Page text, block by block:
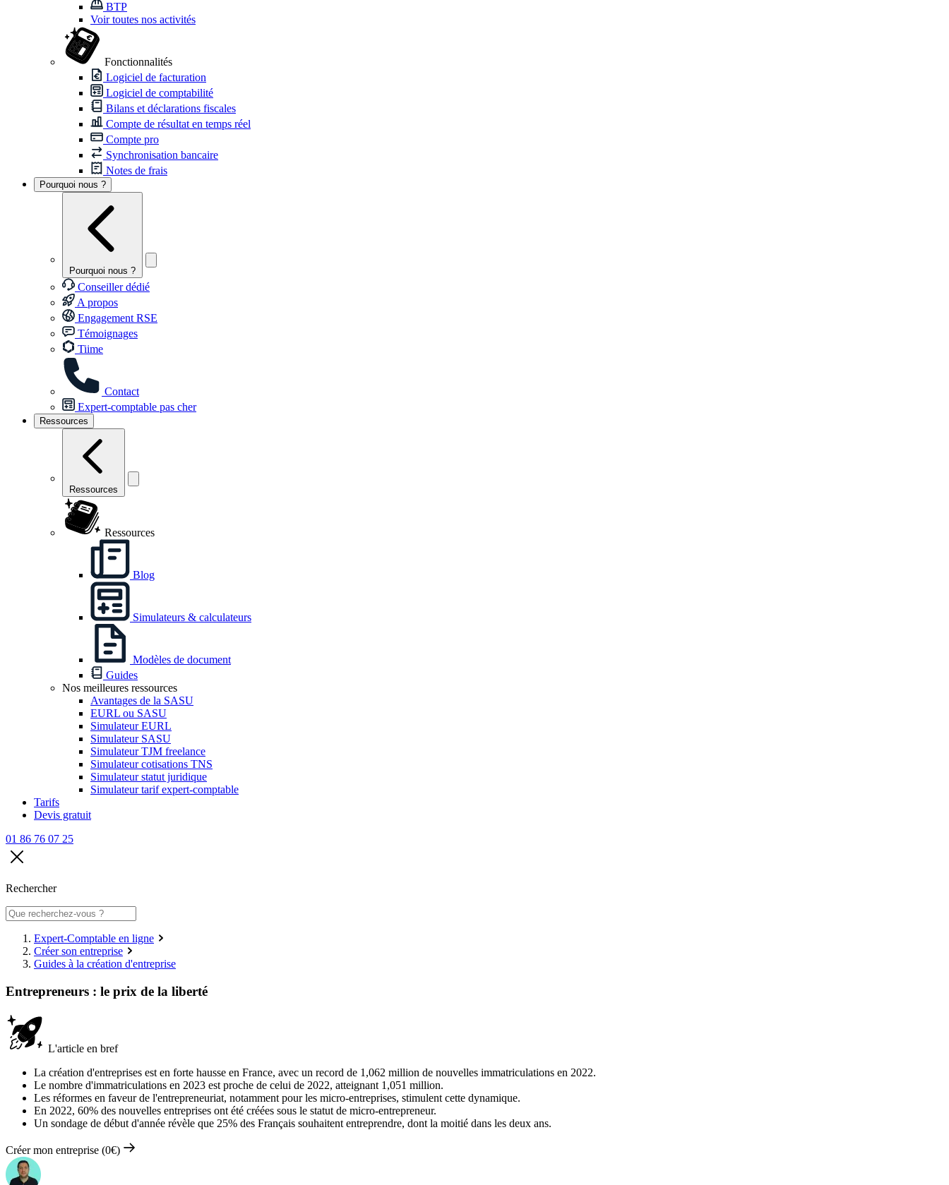
BTP
Voir toutes nos activités
Fonctionnalités
Logiciel de facturation
Logiciel de comptabilité
Bilans et déclarations fiscales
Compte de résultat en temps réel
Compte pro
Synchronisation bancaire
Notes de frais
Pourquoi nous ?
Pourquoi nous ?
Conseiller dédié
A propos
Engagement RSE
Témoignages
Tiime
Contact
Expert-comptable pas cher
Ressources
Ressources
Ressources
Blog
Simulateurs & calculateurs
Modèles de document
Guides
Nos meilleures ressources
Avantages de la SASU
EURL ou SASU
Simulateur EURL
Simulateur SASU
Simulateur TJM freelance
Simulateur cotisations TNS
Simulateur statut juridique
Simulateur tarif expert-comptable
Tarifs
Devis gratuit
01 86 76 07 25
Rechercher
Expert-Comptable en ligne
Créer son entreprise
Guides à la création d'entreprise
Entrepreneurs : le prix de la liberté
L'article en bref
La création d'entreprises est en forte hausse en France, avec un record de 1,062 million de nouvelles immatriculations en 2022.
Le nombre d'immatriculations en 2023 est proche de celui de 2022, atteignant 1,051 million.
Les réformes en faveur de l'entrepreneuriat, notamment pour les micro-entreprises, stimulent cette dynamique.
En 2022, 60% des nouvelles entreprises ont été créées sous le statut de micro-entrepreneur.
Un sondage de début d'année révèle que 25% des Français souhaitent entreprendre, dont la moitié dans les deux ans.
Créer mon entreprise (0€)